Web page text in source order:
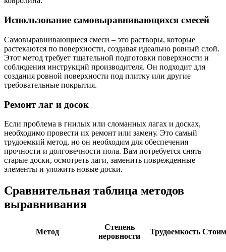
Использование самовыравнивающихся смесей
Самовыравнивающиеся смеси – это растворы, которые
растекаются по поверхности, создавая идеально ровный слой.
Этот метод требует тщательной подготовки поверхности и
соблюдения инструкций производителя. Он подходит для
создания ровной поверхности под плитку или другие
требовательные покрытия.
Ремонт лаг и досок
Если проблема в гнилых или сломанных лагах и досках,
необходимо провести их ремонт или замену. Это самый
трудоемкий метод, но он необходим для обеспечения
прочности и долговечности пола. Вам потребуется снять
старые доски, осмотреть лаги, заменить поврежденные
элементы и уложить новые доски.
Сравнительная таблица методов
выравнивания
Метод
Степень
неровности
Трудоемкость